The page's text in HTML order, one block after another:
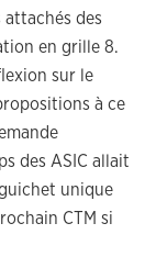
des
en grille 8.
sur le
à ce
des ASIC allait
unique
CTM si